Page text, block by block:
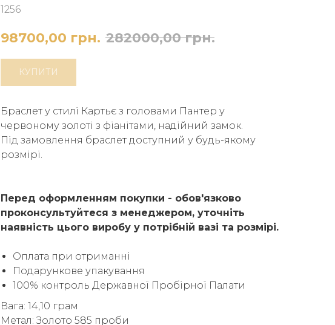
1256
98700,00 грн. 282000,00 грн.
КУПИТИ
Браслет у стилі Картьє з головами Пантер у
червоному золоті з фіанітами, надійний замок.
Під замовлення браслет доступний у будь-якому
розмірі.
Перед оформленням покупки - обов'язково
проконсультуйтеся з менеджером, уточніть
наявність цього виробу у потрібній вазі та розмірі.
Оплата при отриманні
Подарункове упакування
100% контроль Державної Пробірної Палати
Вага: 14,10 грам
Метал: Золото 585 проби